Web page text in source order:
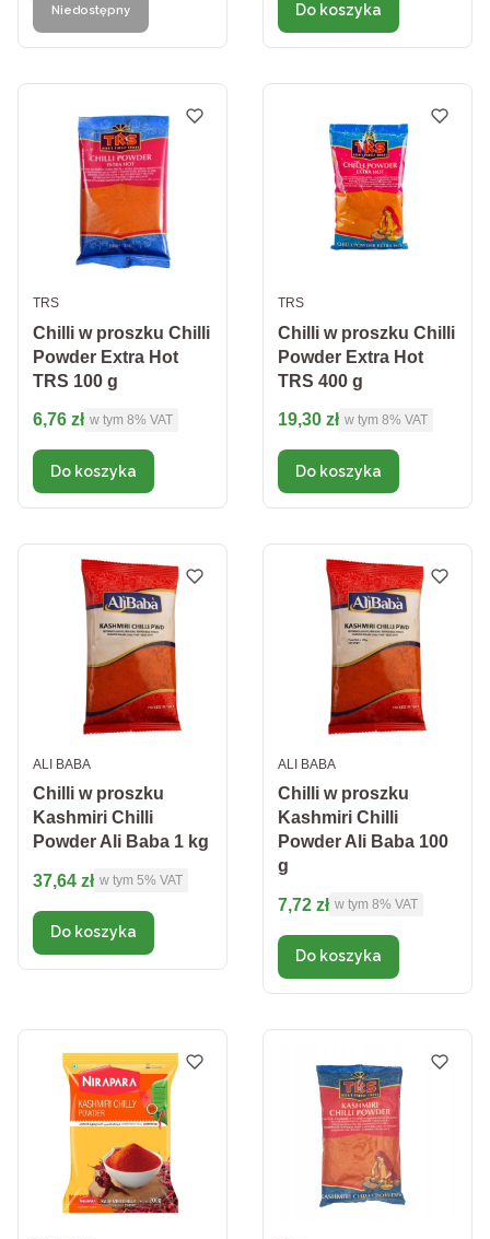
Niedostępny Do koszyka
Chilli w proszku Chilli
Powder Extra Hot
TRS 100 g
PRODUCENT
TRS
Cena brutto
6,76 zł w tym %s VAT
w tym 8% VAT
Do koszyka
Chilli w proszku Chilli
Powder Extra Hot
TRS 400 g
PRODUCENT
TRS
Cena brutto
19,30 zł w tym %s VAT
w tym 8% VAT
Do koszyka
Chilli w proszku
Kashmiri Chilli
Powder Ali Baba 1 kg
PRODUCENT
ALI BABA
Cena brutto
37,64 zł w tym %s VAT
w tym 5% VAT
Do koszyka
Chilli w proszku
Kashmiri Chilli
Powder Ali Baba 100
g
PRODUCENT
ALI BABA
Cena brutto
7,72 zł w tym %s VAT
w tym 8% VAT
Do koszyka